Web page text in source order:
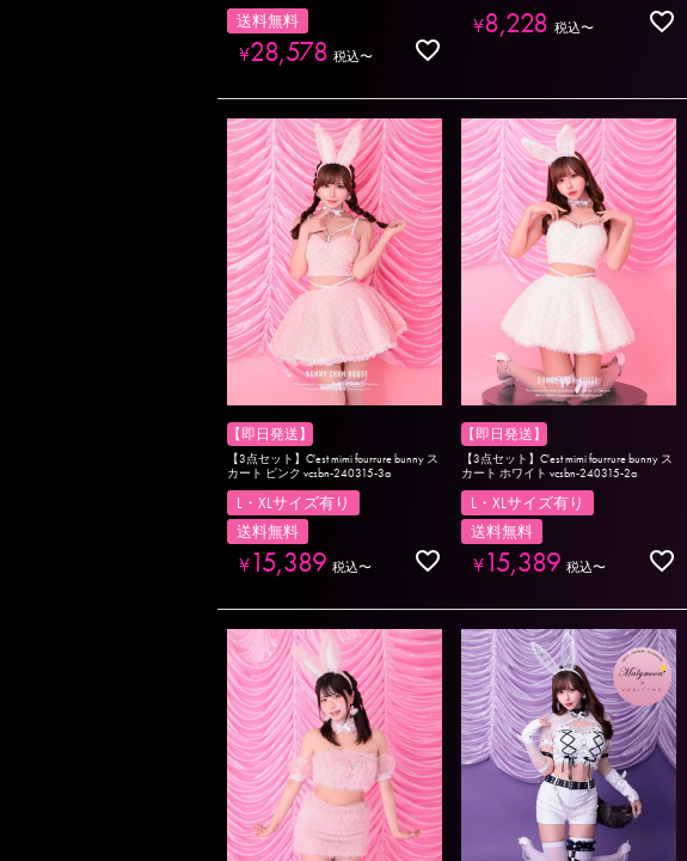
送料無料
¥28,578 税込〜
¥8,228 税込〜
【即日発送】
【3点セット】C'est mimi fourrure bunny ス
カート ピンク vcsbn-240315-3a
L・XLサイズ有り
送料無料
¥15,389 税込〜
【即日発送】
【3点セット】C'est mimi fourrure bunny ス
カート ホワイト vcsbn-240315-2a
L・XLサイズ有り
送料無料
¥15,389 税込〜